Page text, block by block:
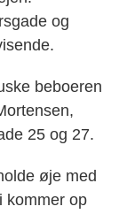
og
beboeren
25 og 27.
øje med
kommer op